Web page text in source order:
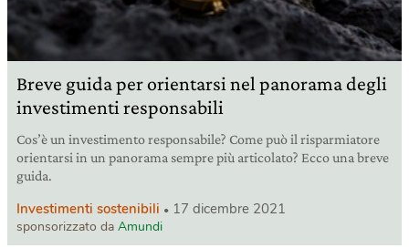
Breve guida per orientarsi nel panorama degli
investimenti responsabili
Cos’è un investimento responsabile? Come può il risparmiatore
orientarsi in un panorama sempre più articolato? Ecco una breve
guida.
Investimenti sostenibili 17 dicembre 2021
sponsorizzato da Amundi